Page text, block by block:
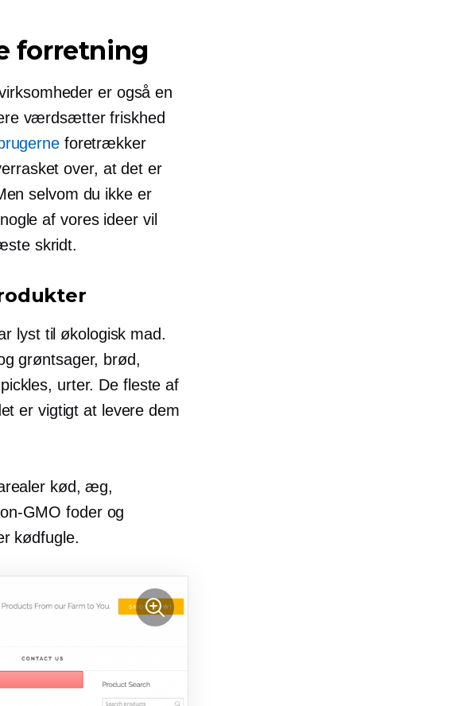
forretning
er også en
værdsætter friskhed
foretrækker
over, at det er
selvom du ikke er
af vores ideer vil
skridt.
lyst til økologisk mad.
grøntsager, brød,
urter. De fleste af
er vigtigt at levere dem
kød, æg,
GMO foder og
kødfugle.